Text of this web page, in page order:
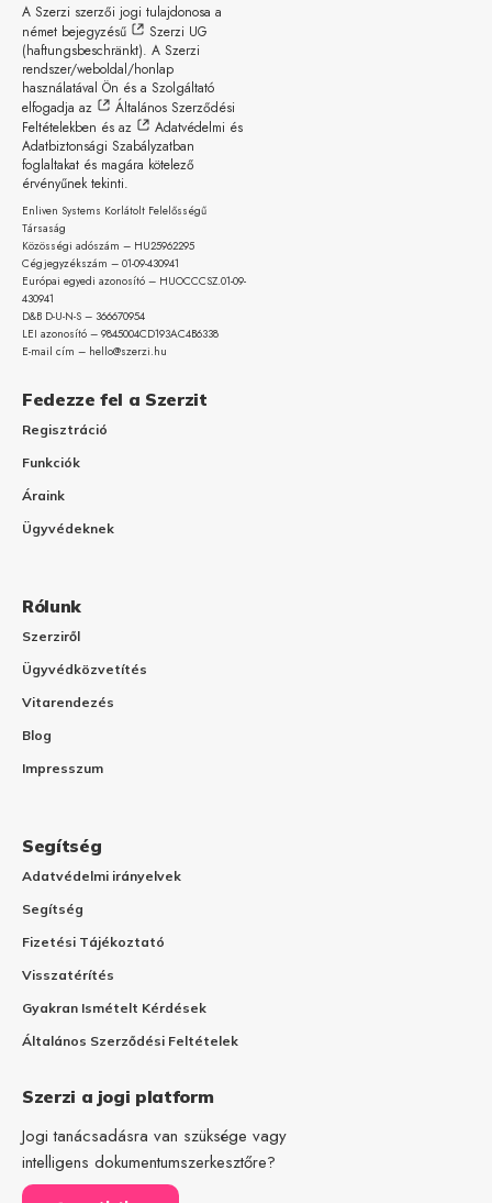
A Szerzi szerzői jogi tulajdonosa a
német bejegyzésű
Szerzi UG
(haftungsbeschränkt). A Szerzi
rendszer/weboldal/honlap
használatával Ön és a Szolgáltató
elfogadja az
Általános Szerződési
Feltételekben és az
Adatvédelmi és
Adatbiztonsági Szabályzatban
foglaltakat és magára kötelező
érvényűnek tekinti.
Enliven Systems Korlátolt Felelősségű
Társaság
Közösségi adószám – HU25962295
Cégjegyzékszám – 01-09-430941
Európai egyedi azonosító – HUOCCCSZ.01-09-
430941
D&B D-U-N-S – 366670954
LEI azonosító – 9845004CD193AC4B6338
E-mail cím – hello@szerzi.hu
Fedezze fel a Szerzit
Regisztráció
Funkciók
Áraink
Ügyvédeknek
Rólunk
Szerziről
Ügyvédközvetítés
Vitarendezés
Blog
Impresszum
Segítség
Adatvédelmi irányelvek
Segítség
Fizetési Tájékoztató
Visszatérítés
Gyakran Ismételt Kérdések
Általános Szerződési Feltételek
Szerzi a jogi platform
Jogi tanácsadásra van szüksége vagy
intelligens dokumentumszerkesztőre?